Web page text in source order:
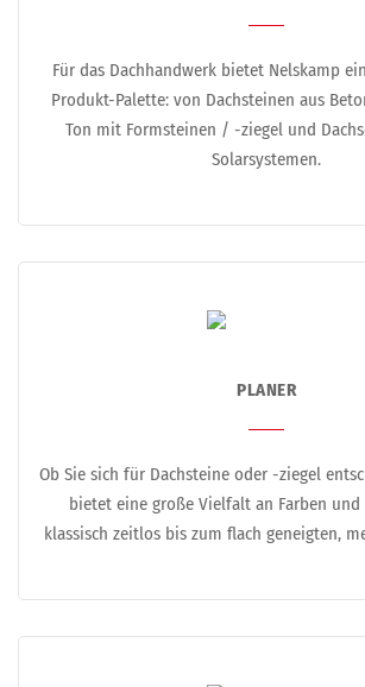
Für das Dachhandwerk bietet Nelskamp
Produkt-Palette: von Dachsteinen aus
Ton mit Formsteinen / -ziegel und
Solarsystemen.
PLANER
Ob Sie sich für Dachsteine oder -ziegel
bietet eine große Vielfalt an Farben
klassisch zeitlos bis zum flach geneigten,